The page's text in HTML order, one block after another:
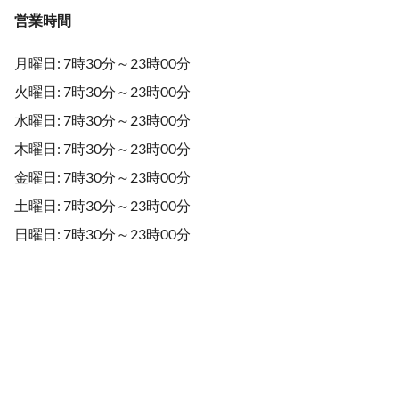
営業時間
月曜日: 7時30分～23時00分
火曜日: 7時30分～23時00分
水曜日: 7時30分～23時00分
木曜日: 7時30分～23時00分
金曜日: 7時30分～23時00分
土曜日: 7時30分～23時00分
日曜日: 7時30分～23時00分